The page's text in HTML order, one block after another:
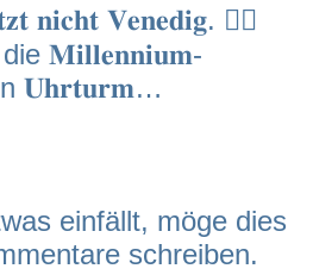
𝐧𝐢𝐜𝐡𝐭 𝐕𝐞𝐧𝐞𝐝𝐢𝐠. 🤷‍♂️
𝐌𝐢𝐥𝐥𝐞𝐧𝐧𝐢𝐮𝐦-
𝐔𝐡𝐫𝐭𝐮𝐫𝐦…
einfällt, möge dies
schreiben.